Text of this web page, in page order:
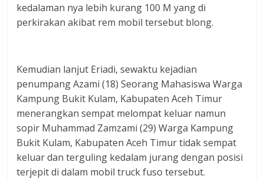
kedalaman nya lebih kurang 100 M yang di
perkirakan akibat rem mobil tersebut blong.
Kemudian lanjut Eriadi, sewaktu kejadian
penumpang Azami (18) Seorang Mahasiswa Warga
Kampung Bukit Kulam, Kabupaten Aceh Timur
menerangkan sempat melompat keluar namun
sopir Muhammad Zamzami (29) Warga Kampung
Bukit Kulam, Kabupaten Aceh Timur tidak sempat
keluar dan terguling kedalam jurang dengan posisi
terjepit di dalam mobil truck fuso tersebut.